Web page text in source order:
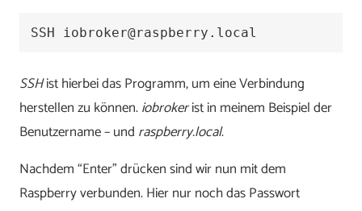
SSH iobroker@raspberry.local
SSHist hierbei das Programm, um eine Verbindung
herstellen zu können.iobrokerist in meinem Beispiel der
Benutzername – und raspberry.local.
Nachdem “Enter” drücken sind wir nun mit dem
Raspberry verbunden. Hier nur noch das Passwort